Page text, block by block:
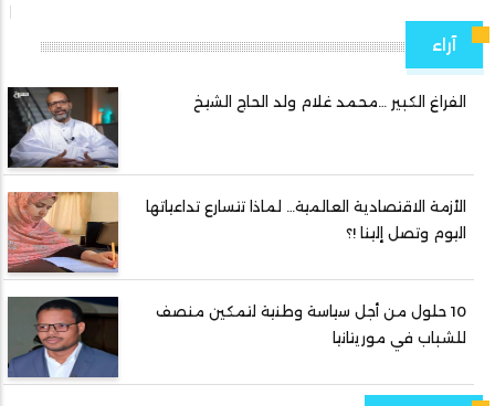
آراء
الفراغ الكبير …محمد غلام ولد الحاج الشيخ
الأزمة الاقتصادية العالمية… لماذا تتسارع تداعياتها
اليوم وتصل إلينا !؟
10 حلول من أجل سياسة وطنية لتمكين منصف
للشباب في موريتانيا